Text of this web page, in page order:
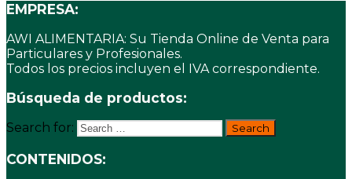
EMPRESA:
AWI ALIMENTARIA: Su Tienda Online de Venta para
Particulares y Profesionales.
Todos los precios incluyen el IVA correspondiente.
Búsqueda de productos:
Search for:
CONTENIDOS: